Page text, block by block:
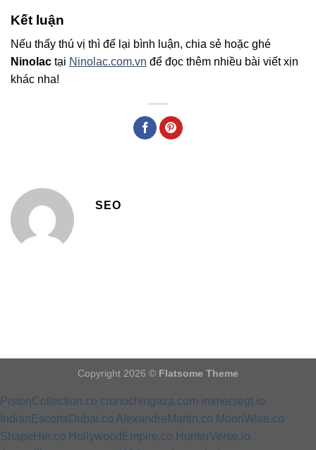
Kết luận
Nếu thấy thú vị thì để lại bình luận, chia sẻ hoặc ghé
Ninolac tại Ninolac.com.vn để đọc thêm nhiều bài viết xịn
khác nha!
SEO
Copyright 2026 © Flatsome Theme
PistonCollection.co cronochingaza.com immersegt.io
IndianEscortsDubai.co AlexandreMartin.co MoonWise.co
ShapeHer.co HollywoodEmpire.co HunterVerse.io